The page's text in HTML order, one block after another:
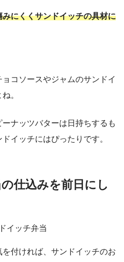
にくくサンドイッチの具材に
コソースやジャムのサンドイ
。
ナッツバターは日持ちするも
イッチにはぴったりです。
仕込みを前日にし
付ければ、サンドイッチのお